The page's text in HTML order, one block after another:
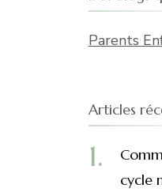
Parents
Articles
cycle